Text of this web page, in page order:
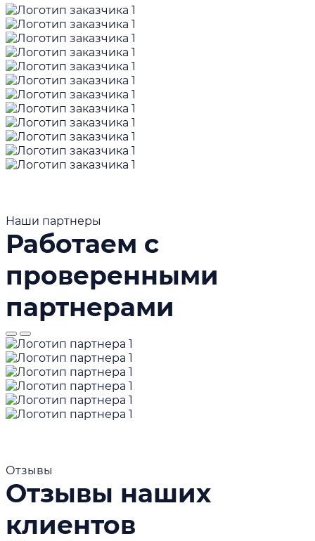
Наши партнеры
Работаем с
проверенными
партнерами
Отзывы
Отзывы наших
клиентов